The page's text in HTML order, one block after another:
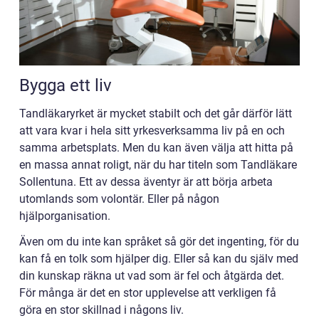
Bygga ett liv
Tandläkaryrket är mycket stabilt och det går därför lätt
att vara kvar i hela sitt yrkesverksamma liv på en och
samma arbetsplats. Men du kan även välja att hitta på
en massa annat roligt, när du har titeln som Tandläkare
Sollentuna. Ett av dessa äventyr är att börja arbeta
utomlands som volontär. Eller på någon
hjälporganisation.
Även om du inte kan språket så gör det ingenting, för du
kan få en tolk som hjälper dig. Eller så kan du själv med
din kunskap räkna ut vad som är fel och åtgärda det.
För många är det en stor upplevelse att verkligen få
göra en stor skillnad i någons liv.